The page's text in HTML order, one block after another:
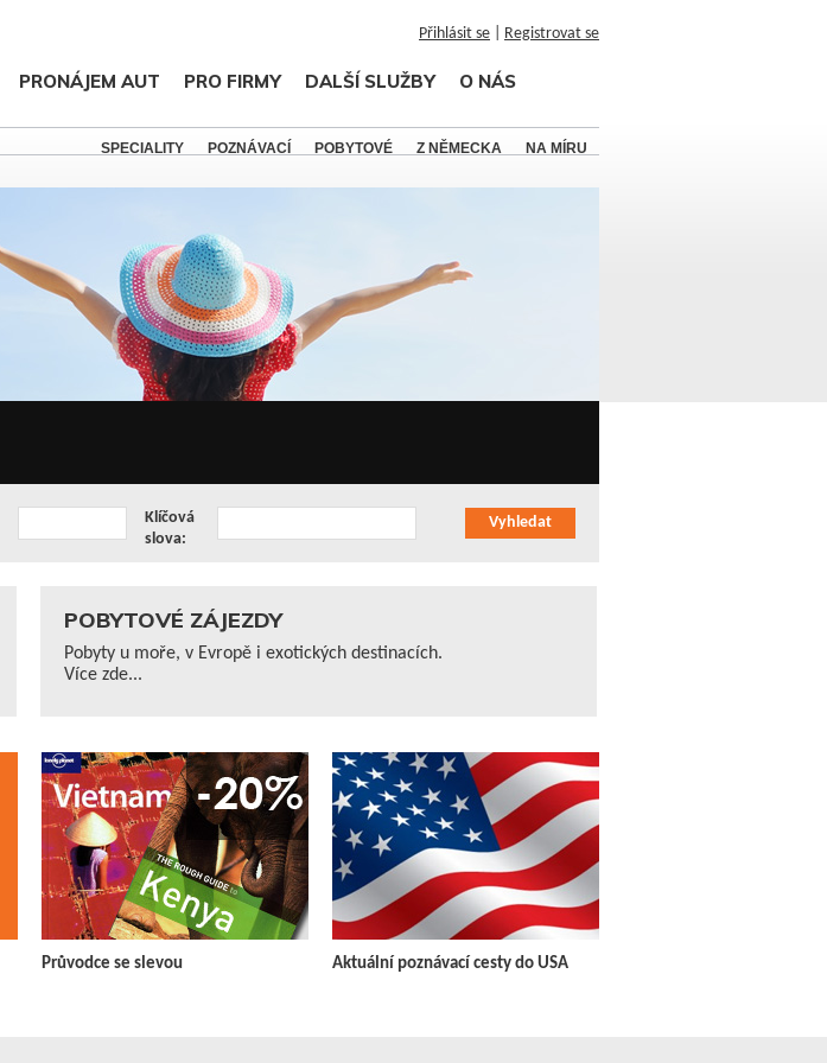
Přihlásit se Registrovat se
PRONÁJEM AUT PRO FIRMY DALŠÍ SLUŽBY
O NÁS
SPECIALITY POZNÁVACÍ POBYTOVÉ Z NĚMECKA NA MÍRU
Klíčová
slova:
Vyhledat
POBYTOVÉ ZÁJEZDY
Pobyty u moře, v Evropě i exotických destinacích.
Více zde...
Průvodce se slevou Aktuální poznávací cesty do USA